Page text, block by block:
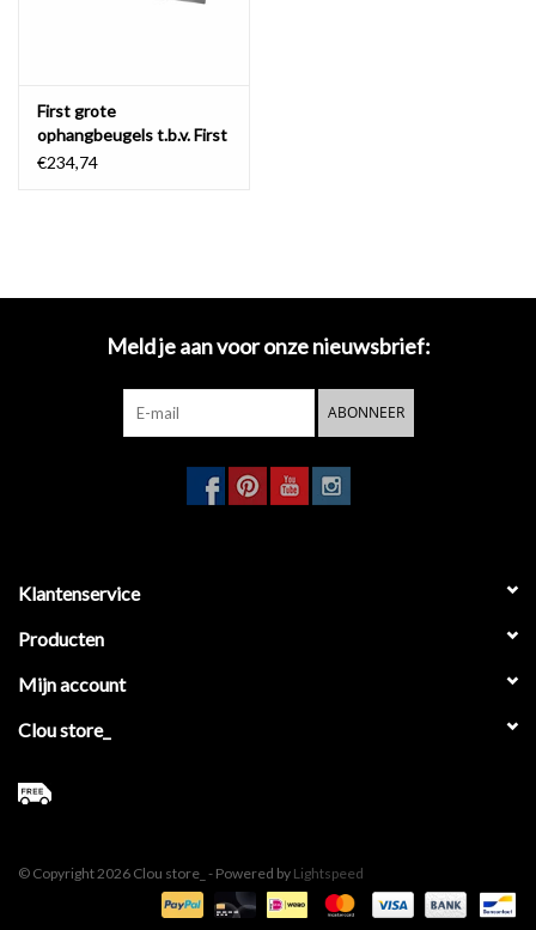
Merken
First grote
ophangbeugels t.b.v. First
wastafelplanchetten en
€234,74
Meld je aan voor onze nieuwsbrief:
ABONNEER
Klantenservice
Producten
Mijn account
Clou store_
© Copyright 2026 Clou store_ - Powered by Lightspeed